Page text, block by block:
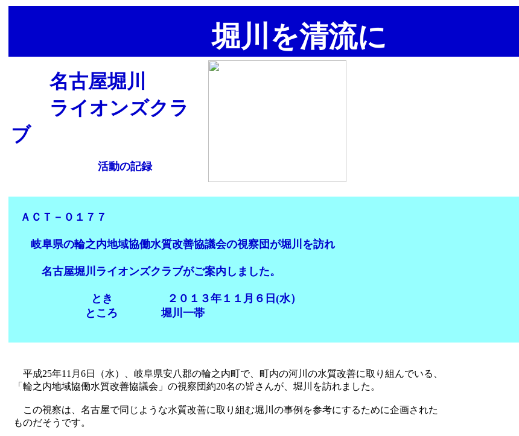
堀川を清流に
名古屋堀川
ライオンズクラ
ブ
活動の記録
ＡＣＴ－０１７７
岐阜県の輪之内地域協働水質改善協議会の視察団が堀川を訪れ
名古屋堀川ライオンズクラブがご案内しました。
とき ２０１３年１１月６日(水）
ところ 堀川一帯
平成25年11月6日（水）、岐阜県安八郡の輪之内町で、町内の河川の水質改善に取り組んでいる、
「輪之内地域協働水質改善協議会」の視察団約20名の皆さんが、堀川を訪れました。
この視察は、名古屋で同じような水質改善に取り組む堀川の事例を参考にするために企画された
ものだそうです。